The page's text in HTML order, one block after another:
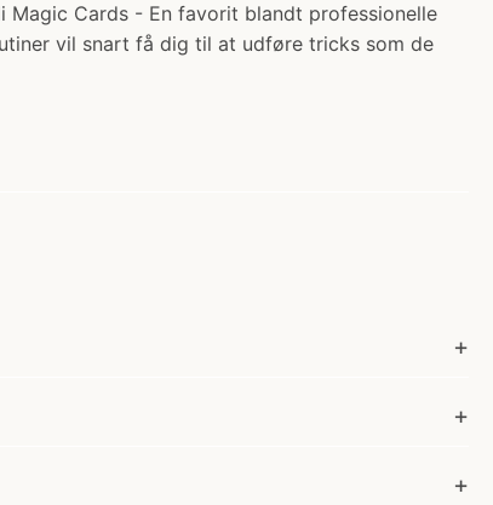
Magic Cards - En favorit blandt professionelle
vil snart få dig til at udføre tricks som de